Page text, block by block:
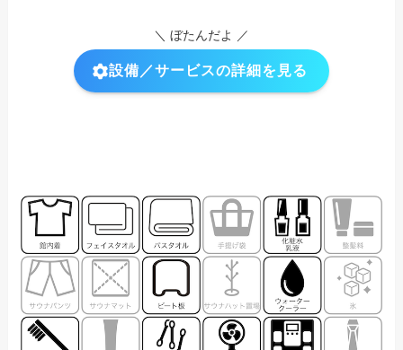
＼ ぼたんだよ ／
設備／サービスの詳細を見る